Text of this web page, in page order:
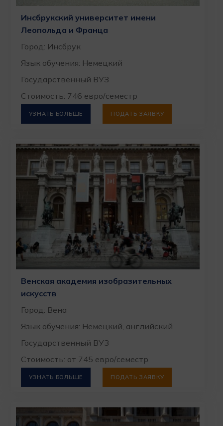
Инсбрукский университет имени
Леопольда и Франца
Город: Инсбрук
Язык обучения: Немецкий
Государственный ВУЗ
Стоимость: 746 евро/семестр
УЗНАТЬ БОЛЬШЕ ПОДАТЬ ЗАЯВКУ
Венская академия изобразительных
искусств
Город: Вена
Язык обучения: Немецкий, английский
Государственный ВУЗ
Стоимость: от 745 евро/семестр
УЗНАТЬ БОЛЬШЕ ПОДАТЬ ЗАЯВКУ